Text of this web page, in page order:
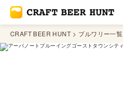
CRAFT BEER HUNT ブルワリー一覧